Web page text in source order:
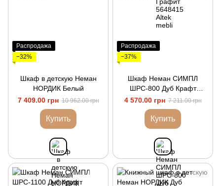
Распродажа
−32%
Шкаф в детскую Неман
НОРДИК Белый
7 409.00 грн 10 962.00 грн
Купить
Распродажа
−37%
Шкаф Неман СИМПЛ
ШРС-800 Дуб Крафт
золотой
4 570.00 грн 7 211.00 грн
Купить